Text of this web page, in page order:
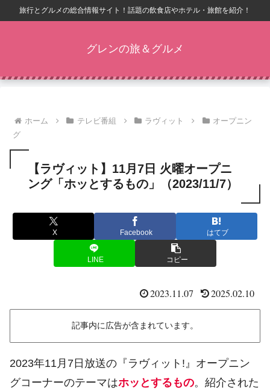
旅行とグルメの総合情報サイト！話題の飲食店やホテル・旅館を紹介！
グレンの旅＆グルメ
ホーム テレビ番組 ラヴィット
オープニン
グ
【ラヴィット】11月7日 火曜オープニ
ング「ホッとするもの」（2023/11/7）
X Facebook はてブ
LINE コピー
2023.11.07 2025.02.10
記事内に広告が含まれています。
2023年11月7日放送の『ラヴィット!』オープニン
グコーナーのテーマはホッとするもの。紹介された